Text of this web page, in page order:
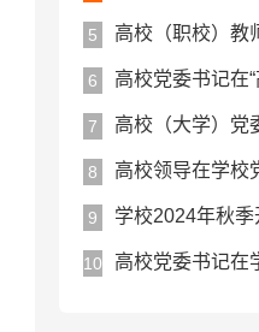
5 高校（职校）教师在秋
6 高校党委书记在“高标准，
7 高校（大学）党委书记
8 高校领导在学校党委四
9 学校2024年秋季
10 高校党委书记在学校